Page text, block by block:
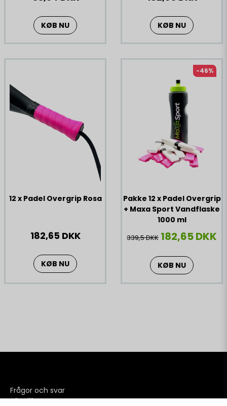
KØB NU KØB NU
12 x Padel Overgrip Rosa
182,65 DKK
KØB NU
Pakke 12 x Padel Overgrip
+ Maxa Sport Vandflaske
1000 ml
-46%
339,5 DKK 182,65 DKK
KØB NU
Frågor och svar
Köpvillkor